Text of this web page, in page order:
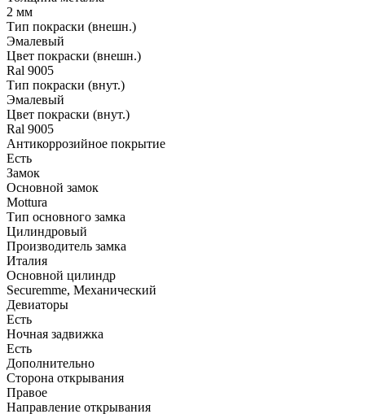
2 мм
Тип покраски (внешн.)
Эмалевый
Цвет покраски (внешн.)
Ral 9005
Тип покраски (внут.)
Эмалевый
Цвет покраски (внут.)
Ral 9005
Антикоррозийное покрытие
Есть
Замок
Основной замок
Mottura
Тип основного замка
Цилиндровый
Производитель замка
Италия
Основной цилиндр
Securemme, Механический
Девиаторы
Есть
Ночная задвижка
Есть
Дополнительно
Сторона открывания
Правое
Направление открывания